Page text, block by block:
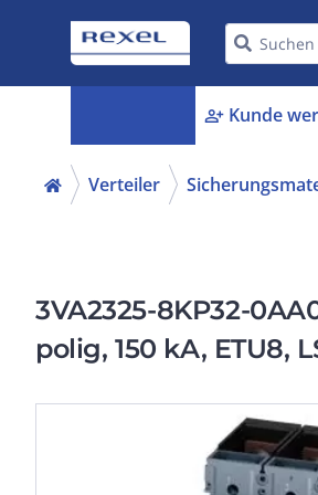
person_add Kunde
Verteiler
3VA2325-8KP32-
polig, 150 kA, ETU8,